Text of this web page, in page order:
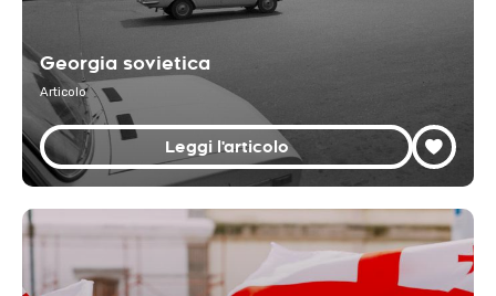
Georgia sovietica
Articolo
Leggi l'articolo